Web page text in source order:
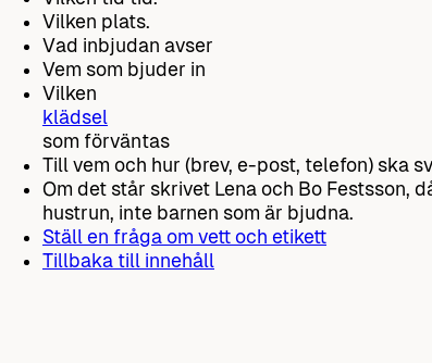
Vilken plats.
Vad inbjudan avser
Vem som bjuder in
Vilken
klädsel
som förväntas
Till vem och hur (brev, e-post, telefon) ska
Om det står skrivet Lena och Bo Festsson,
hustrun, inte barnen som är bjudna.
Ställ en fråga om vett och etikett
Tillbaka till innehåll